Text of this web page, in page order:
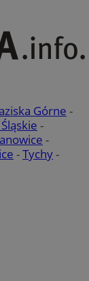
Górne -
-
-
-Tychy-